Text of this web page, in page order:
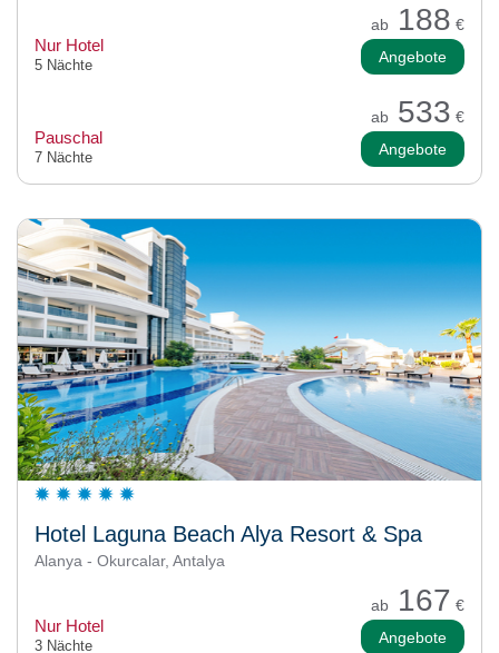
ab 188 €
Nur Hotel
5 Nächte Angebote
ab 533 €
Pauschal
7 Nächte Angebote
Hotel Laguna Beach Alya Resort & Spa
Alanya - Okurcalar, Antalya
ab 167 €
Nur Hotel
3 Nächte Angebote